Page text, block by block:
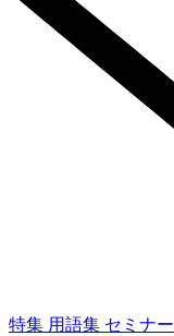
特集 用語集 セミナー